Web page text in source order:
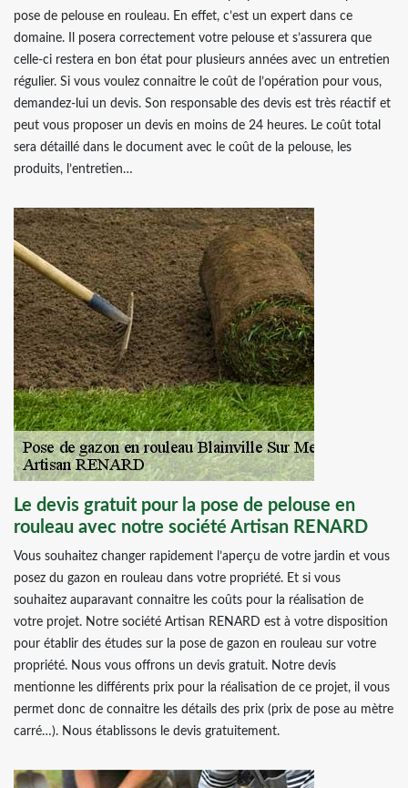
pose de pelouse en rouleau. En effet, c’est un expert dans ce
domaine. Il posera correctement votre pelouse et s’assurera que
celle-ci restera en bon état pour plusieurs années avec un entretien
régulier. Si vous voulez connaitre le coût de l’opération pour vous,
demandez-lui un devis. Son responsable des devis est très réactif et
peut vous proposer un devis en moins de 24 heures. Le coût total
sera détaillé dans le document avec le coût de la pelouse, les
produits, l’entretien…
Le devis gratuit pour la pose de pelouse en
rouleau avec notre société Artisan RENARD
Vous souhaitez changer rapidement l’aperçu de votre jardin et vous
posez du gazon en rouleau dans votre propriété. Et si vous
souhaitez auparavant connaitre les coûts pour la réalisation de
votre projet. Notre société Artisan RENARD est à votre disposition
pour établir des études sur la pose de gazon en rouleau sur votre
propriété. Nous vous offrons un devis gratuit. Notre devis
mentionne les différents prix pour la réalisation de ce projet, il vous
permet donc de connaitre les détails des prix (prix de pose au mètre
carré…). Nous établissons le devis gratuitement.